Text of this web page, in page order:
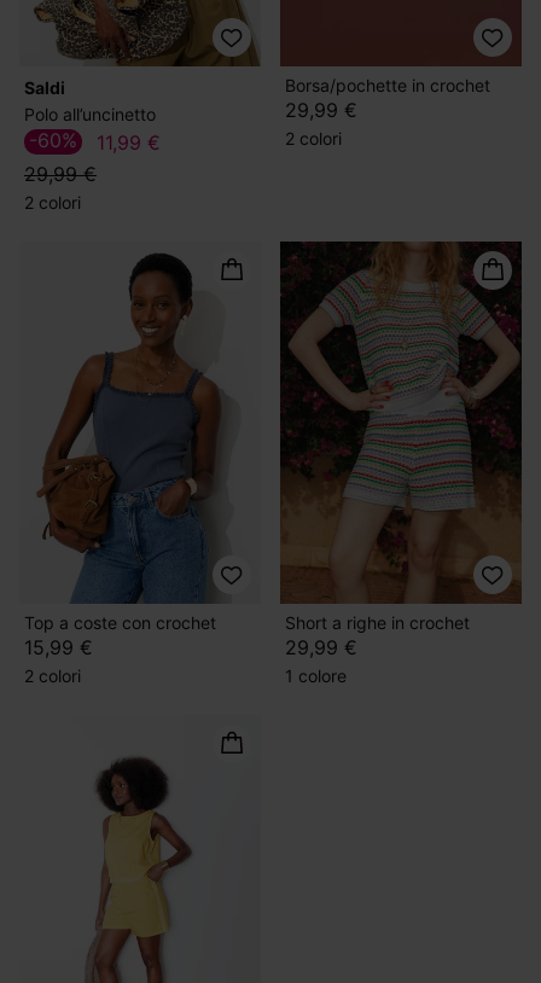
Saldi
Polo all’uncinetto
11,99 €
29,99 €
-60%
2 colori
Borsa/pochette in crochet
29,99 €
2 colori
Top a coste con crochet
15,99 €
2 colori
Short a righe in crochet
29,99 €
1 colore